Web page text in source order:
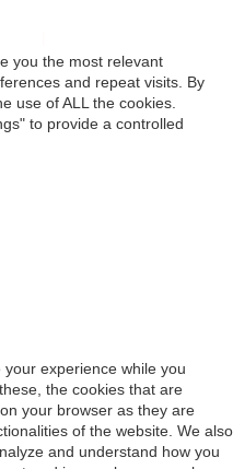
you the most relevant
and repeat visits. By
use of ALL the cookies.
to provide a controlled
experience while you
the cookies that are
your browser as they are
of the website. We also
and understand how you